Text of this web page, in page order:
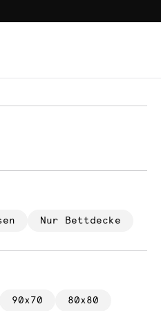
Nur Bettdecke
90x70 80x80